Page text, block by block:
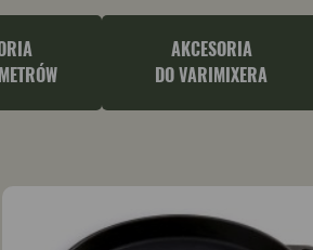
AKCESORIA
DO VARIMIXERA